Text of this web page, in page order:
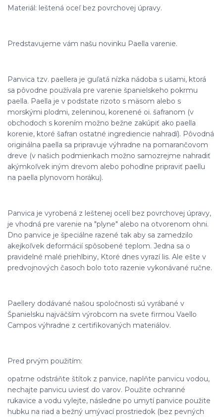
Materiál: leštená oceľ bez povrchovej úpravy.
Predstavujeme vám našu novinku Paella varenie.
Panvica tzv. paellera je guľatá nízka nádoba s ušami, ktorá
sa pôvodne používala pre varenie španielskeho pokrmu
paella. Paella je v podstate rizoto s mäsom alebo s
morskými plodmi, zeleninou, korenené oi. šafranom (v
obchodoch s korením možno bežne zakúpiť ako paella
korenie, ktoré šafran ostatné ingrediencie nahradí). Pôvodná
originálna paella sa pripravuje výhradne na pomarančovom
dreve (v našich podmienkach možno samozrejme nahradiť
akýmkoľvek iným drevom alebo pohodlne pripraviť paellu
na paella plynovom horáku).
Panvica je vyrobená z leštenej ocelí bez povrchovej úpravy,
je vhodná pre varenie na "plyne" alebo na otvorenom ohni.
Dno panvice je špeciálne razené tak aby sa zamedzilo
akejkoľvek deformácií spôsobené teplom. Jedna sa o
pravidelné malé priehlbiny, Ktoré dnes vyrazí lis. Ale ešte v
predvojnových časoch bolo toto razenie vykonávané ručne.
Paellery dodávané našou spoločnosti sú vyrábané v
Španielsku najväčším výrobcom na svete firmou Vaello
Campos výhradne z certifikovaných materiálov.
Pred prvým použitím:
opatrne odstráňte štítok z panvice, naplňte panvicu vodou,
nechajte panvicu uviesť do varov. Použite ochranné
rukavice a vodu vylejte, následne po umytí panvice použite
hubku na riad a bežný umývací prostriedok (bez pevných